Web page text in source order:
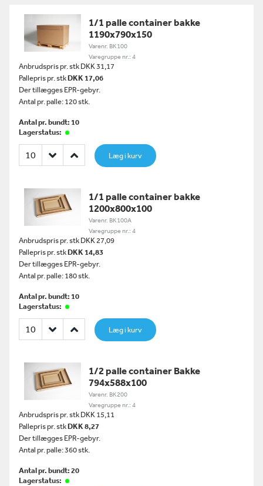
1/1 palle container bakke
1190x790x150
Varenr. BK100
Varegruppe nr.: 4
Anbrudspris pr. stk DKK 31,17
Pallepris pr. stkDKK 17,06
Der tillægges EPR-gebyr.
Antal pr. palle: 120 stk.
Antal pr. bundt: 10
Lagerstatus:
Læg i kurv
1/1 palle container bakke
1200x800x100
Varenr. BK100A
Varegruppe nr.: 4
Anbrudspris pr. stk DKK 27,09
Pallepris pr. stkDKK 14,83
Der tillægges EPR-gebyr.
Antal pr. palle: 180 stk.
Antal pr. bundt: 10
Lagerstatus:
Læg i kurv
1/2 palle container Bakke
794x588x100
Varenr. BK200
Varegruppe nr.: 4
Anbrudspris pr. stk DKK 15,11
Pallepris pr. stkDKK 8,27
Der tillægges EPR-gebyr.
Antal pr. palle: 360 stk.
Antal pr. bundt: 20
Lagerstatus: